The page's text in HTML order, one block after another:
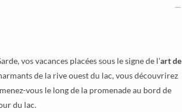
vos vacances placées sous le signe de l'art de
de la rive ouest du lac, vous découvrirez
vous le long de la promenade au bord de
du lac.